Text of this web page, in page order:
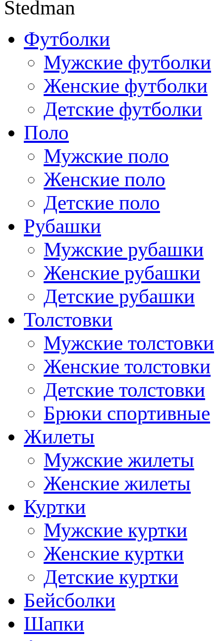
Футболки
Мужские футболки
Женские футболки
Детские футболки
Поло
Мужские поло
Женские поло
Детские поло
Рубашки
Мужские рубашки
Женские рубашки
Детские рубашки
Толстовки
Мужские толстовки
Женские толстовки
Детские толстовки
Брюки спортивные
Жилеты
Мужские жилеты
Женские жилеты
Куртки
Мужские куртки
Женские куртки
Детские куртки
Бейсболки
Шапки